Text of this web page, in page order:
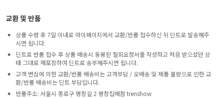
교환 및 반품
상품 수령 후 7일 이내로 마이페이지에서 교환/반품 접수하신 뒤 딘트로 발송해주
시면 됩니다.
딘트로 반품 접수 후 상품 배송시 동봉된 철회요청서를 작성하고 처음 받으셨던 상
태 그대로 재포장하여 딘트로 송부해주시면 됩니다.
고객 변심에 의한 교환/반품 배송비는 고객부담 / 오배송 및 제품 불량으로 인한 교
환/반품 배송비는 딘트 부담입니다.
반품주소: 서울시 종로구 평창길 2 평창집배점 trenshow